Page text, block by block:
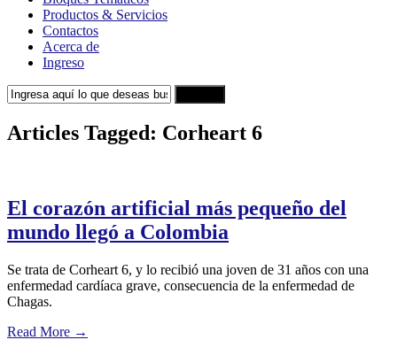
Productos & Servicios
Contactos
Acerca de
Ingreso
Articles Tagged: Corheart 6
El corazón artificial más pequeño del
mundo llegó a Colombia
Se trata de Corheart 6, y lo recibió una joven de 31 años con una
enfermedad cardíaca grave, consecuencia de la enfermedad de
Chagas.
Read More →